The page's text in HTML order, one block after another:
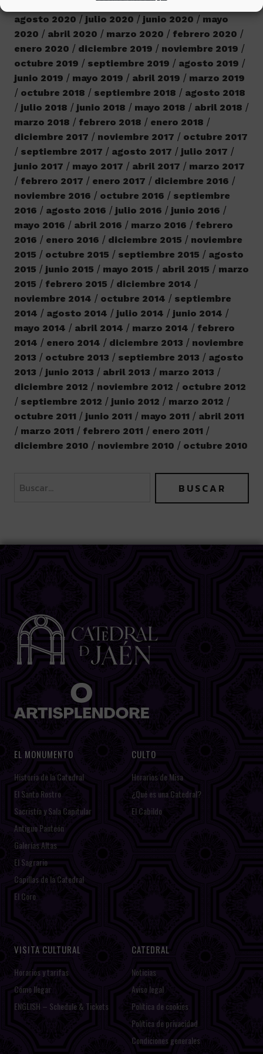
octubre 2020
septiembre 2020
agosto 2020
julio 2020 junio 2020
mayo
2020
abril 2020 marzo 2020
febrero 2020
enero 2020
diciembre 2019
noviembre 2019
octubre 2019
septiembre 2019
agosto 2019
junio 2019
mayo 2019 abril 2019
marzo 2019
octubre 2018
septiembre 2018
agosto 2018
julio 2018
junio 2018 mayo 2018
abril 2018
marzo 2018
febrero 2018
enero 2018
diciembre 2017
noviembre 2017
octubre 2017
septiembre 2017
agosto 2017
julio 2017
junio 2017
mayo 2017 abril 2017
marzo 2017
febrero 2017
enero 2017
diciembre 2016
noviembre 2016
octubre 2016
septiembre
2016
agosto 2016 julio 2016
junio 2016
mayo 2016
abril 2016 marzo 2016
febrero
2016
enero 2016 diciembre 2015
noviembre
2015
octubre 2015 septiembre 2015
agosto
2015
junio 2015 mayo 2015 abril 2015
marzo
2015
febrero 2015
diciembre 2014
noviembre 2014
octubre 2014
septiembre
2014
agosto 2014 julio 2014
junio 2014
mayo 2014
abril 2014 marzo 2014
febrero
2014
enero 2014 diciembre 2013
noviembre
2013
octubre 2013 septiembre 2013
agosto
2013
junio 2013 abril 2013
marzo 2013
diciembre 2012
noviembre 2012
octubre 2012
septiembre 2012
junio 2012
marzo 2012
octubre 2011
junio 2011 mayo 2011
abril 2011
marzo 2011
febrero 2011
enero 2011
diciembre 2010
noviembre 2010 octubre 2010
EL MONUMENTO
Historia de la Catedral
El Santo Rostro
Sacristía y Sala Capitular
Antiguo Panteón
Galerías Altas
El Sagrario
Capillas de la Catedral
El Coro
CULTO
Horarios de Misa
¿Qué es una Catedral?
El Cabildo
VISITA CULTURAL
Horarios y tarifas
Cómo llegar
ENGLISH – Schedule & Tickets
CATEDRAL
Noticias
Aviso legal
Política de cookies
Política de privacidad
Condiciones generales